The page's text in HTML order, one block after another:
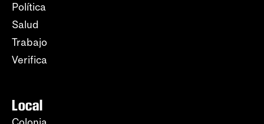
Política
Salud
Trabajo
Verifica
Local